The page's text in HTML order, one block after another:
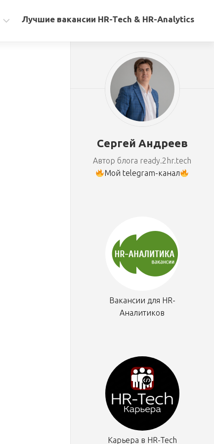
Лучшие вакансии HR-Tech & HR-Analytics
Сергей Андреев
Автор блога ready.2hr.tech
Мой telegram-канал
Вакансии для HR-
Аналитиков
Карьера в HR-Tech